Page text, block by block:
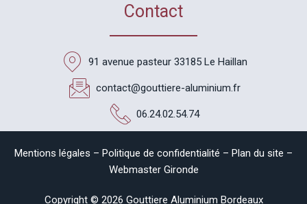
Contact
91 avenue pasteur 33185 Le Haillan
contact@gouttiere-aluminium.fr
06.24.02.54.74
Copyright © 2026 Gouttiere Aluminium Bordeaux
Mentions légales – Politique de confidentialité – Plan du site –
Webmaster Gironde